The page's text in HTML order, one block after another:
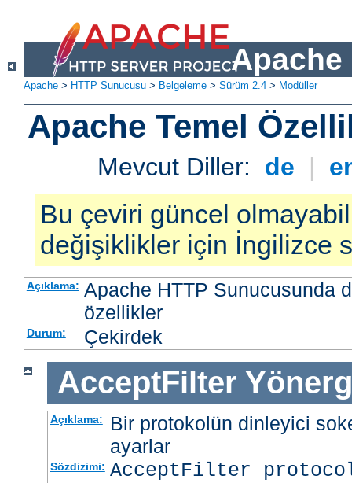
Apache
Apache > HTTP Sunucusu > Belgeleme > Sürüm 2.4 > Modüller
Apache Temel
Mevcut Diller: de |
Bu çeviri güncel
değişiklikler için İngilizce
Açıklama: Apache HTTP Sunucusunda
özellikler
Durum: Çekirdek
AcceptFilter
Açıklama:
Bir protokolün dinleyici
ayarlar
Sözdizimi: AcceptFilter